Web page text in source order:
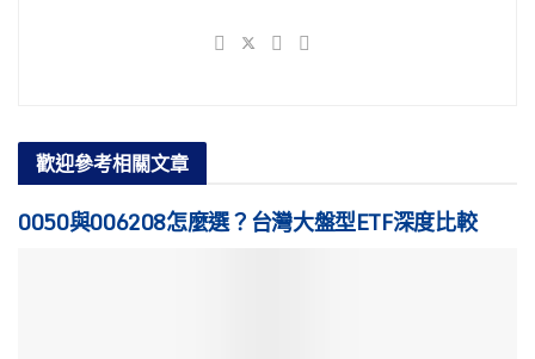
歡迎參考相關文章
0050與006208怎麼選？台灣大盤型ETF深度比較